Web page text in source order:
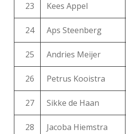
23 Kees Appel
24 Aps Steenberg
25 Andries Meijer
26 Petrus Kooistra
27 Sikke de Haan
28 Jacoba Hiemstra